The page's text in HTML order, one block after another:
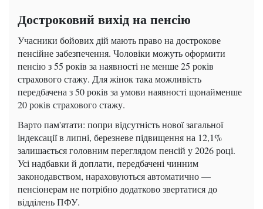
Достроковий вихід на пенсію
Учасники бойових дій мають право на дострокове
пенсійне забезпечення. Чоловіки можуть оформити
пенсію з 55 років за наявності не менше 25 років
страхового стажу. Для жінок така можливість
передбачена з 50 років за умови наявності щонайменше
20 років страхового стажу.
Варто пам'ятати: попри відсутність нової загальної
індексації в липні, березневе підвищення на 12,1%
залишається головним переглядом пенсій у 2026 році.
Усі надбавки й доплати, передбачені чинним
законодавством, нараховуються автоматично —
пенсіонерам не потрібно додатково звертатися до
відділень ПФУ.